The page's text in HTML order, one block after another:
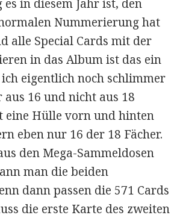
in diesem Jahr ist, den
Nummerierung hat
alle Special Cards mit der
in das Album ist das ein
eigentlich noch schlimmer
16 und nicht aus 18
eine Hülle vorn und hinten
eben nur 16 der 18 Fächer.
den Mega-Sammeldosen
man die beiden
dann passen die 571 Cards
die erste Karte des zweiten